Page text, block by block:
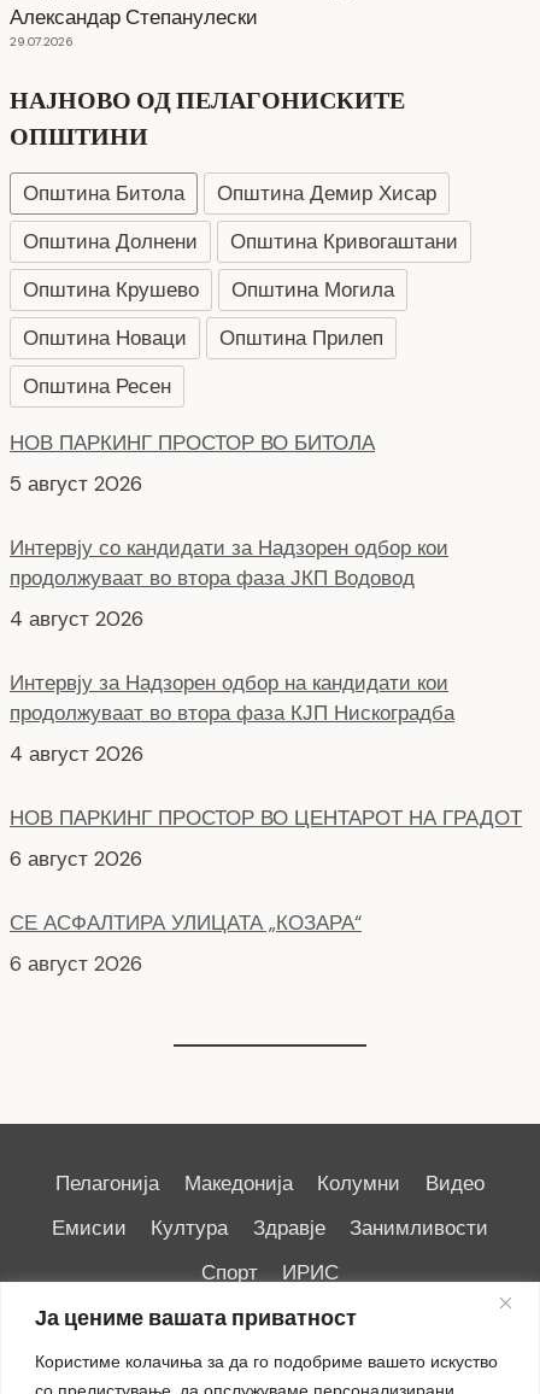
Ја цениме вашата приватност
Користиме колачиња за да го подобриме вашето искуство
Александар Степанулески
29.07.2026
НАЈНОВО ОД ПЕЛАГОНИСКИТЕ
ОПШТИНИ
Општина Битола
Општина Демир Хисар
Општина Долнени
Општина Кривогаштани
Општина Крушево
Општина Могила
Општина Новаци
Општина Прилеп
Општина Ресен
НОВ ПАРКИНГ ПРОСТОР ВО БИТОЛА
5 август 2026
Интервју со кандидати за Надзорен одбор кои
продолжуваат во втора фаза ЈКП Водовод
4 август 2026
Интервју за Надзорен одбор на кандидати кои
продолжуваат во втора фаза КЈП Нискоградба
4 август 2026
НОВ ПАРКИНГ ПРОСТОР ВО ЦЕНТАРОТ НА ГРАДОТ
6 август 2026
СЕ АСФАЛТИРА УЛИЦАТА „КОЗАРА“
6 август 2026
Пелагонија Македонија Колумни
Видео
Емисии
Култура Здравје
Занимливости
Спорт
ИРИС